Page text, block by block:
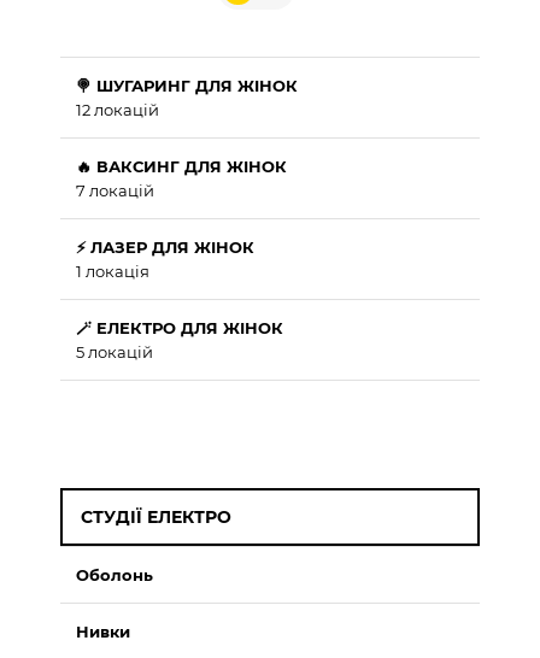
🍭 ШУГАРИНГ ДЛЯ ЖІНОК
12 локацій
🔥 ВАКСИНГ ДЛЯ ЖІНОК
7 локацій
⚡ ЛАЗЕР ДЛЯ ЖІНОК
1 локація
🪄 ЕЛЕКТРО ДЛЯ ЖІНОК
5 локацій
СТУДІЇ ЕЛЕКТРО
Оболонь
Нивки